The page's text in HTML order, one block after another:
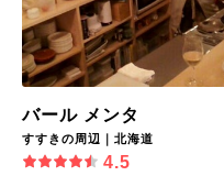
バール メンタ
すすきの周辺｜北海道
4.5